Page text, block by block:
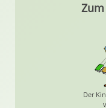
Der